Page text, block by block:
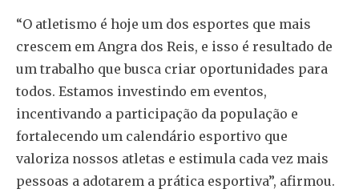
“O atletismo é hoje um dos esportes que mais
crescem em Angra dos Reis, e isso é resultado de
um trabalho que busca criar oportunidades para
todos. Estamos investindo em eventos,
incentivando a participação da população e
fortalecendo um calendário esportivo que
valoriza nossos atletas e estimula cada vez mais
pessoas a adotarem a prática esportiva”, afirmou.